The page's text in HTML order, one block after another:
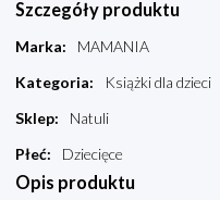
Szczegóły produktu
Marka:
MAMANIA
Kategoria:
Książki dla dzieci
Sklep:
Natuli
Płeć: Dziecięce
Opis produktu